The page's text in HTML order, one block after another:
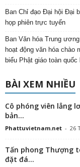
Ban Chỉ đạo Đại hội Đại
họp phiên trực tuyến
Ban Văn hóa Trung
hoạt động văn hóa chào
biểu Phật giáo toàn
BÀI XEM NHIỀU
Cô phóng viên lẳng
bản...
Phattuvietnam.net - 26
Tấn phong Thượng
đặt đá...